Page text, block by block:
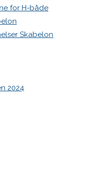
for H-både
Skabelon
2024